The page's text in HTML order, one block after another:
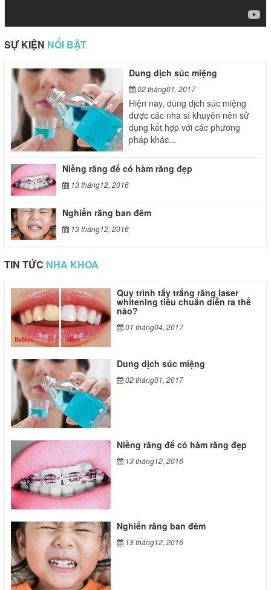
SỰ KIỆN NỔI BẬT
Dung dịch súc miệng
02 tháng01, 2017
Hiện nay, dung dịch súc miệng
được các nha sĩ khuyên nên sử
dụng kết hợp với các phương
pháp khác...
Niềng răng để có hàm răng đẹp
13 tháng12, 2016
Nghiến răng ban đêm
13 tháng12, 2016
TIN TỨC NHA KHOA
Quy trình tẩy trắng răng laser
whitening tiêu chuẩn diễn ra thế
nào?
01 tháng04, 2017
Dung dịch súc miệng
02 tháng01, 2017
Niềng răng để có hàm răng đẹp
13 tháng12, 2016
Nghiến răng ban đêm
13 tháng12, 2016